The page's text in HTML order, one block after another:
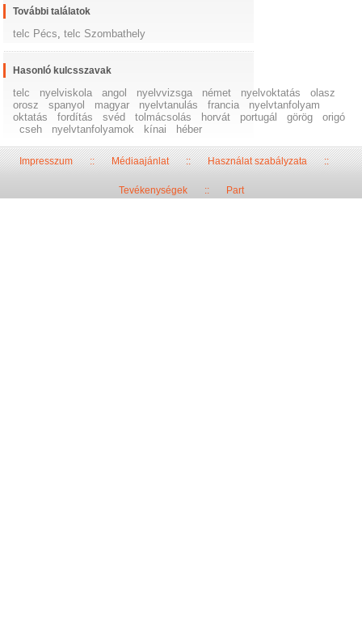
További találatok
telc Pécs,telc Szombathely
Hasonló kulcsszavak
telc nyelviskola angol nyelvvizsga német nyelvoktatás
olasz
orosz
spanyol magyar nyelvtanulás francia
nyelvtanfolyam
oktatás
fordítás svéd tolmácsolás horvát portugál görög
origó
cseh
nyelvtanfolyamok kínai héber
Impresszum::Médiaajánlat::Használat szabályzata::
Tevékenységek:: Part